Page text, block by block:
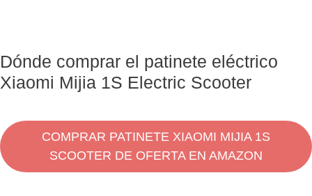
Dónde comprar el patinete eléctrico
Xiaomi Mijia 1S Electric Scooter
COMPRAR PATINETE XIAOMI MIJIA 1S
SCOOTER DE OFERTA EN AMAZON